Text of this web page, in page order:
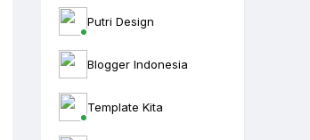
Putri Design
Blogger Indonesia
Template Kita